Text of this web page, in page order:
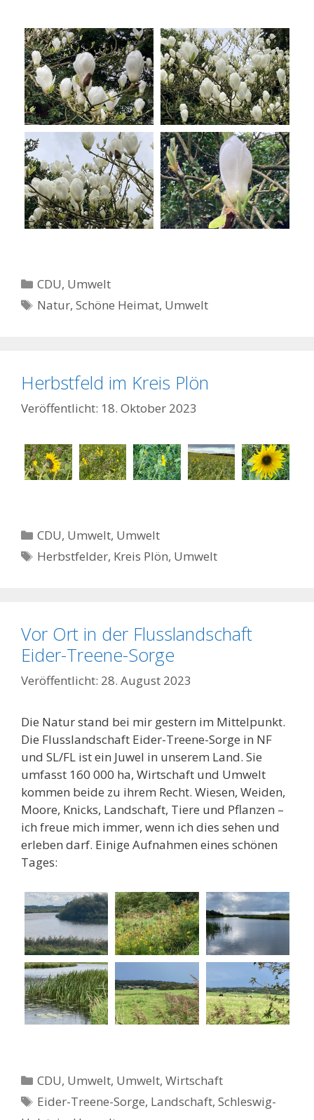
Kategorien
CDU, Umwelt
Schlagwörter
Natur,Schöne Heimat, Umwelt
Herbstfeld im Kreis Plön
18. Oktober 2023
Kategorien
CDU, Umwelt, Umwelt
Schlagwörter
Herbstfelder, Kreis Plön, Umwelt
Vor Ort in der Flusslandschaft
Eider-Treene-Sorge
28. August 2023
Die Natur stand bei mir gestern im Mittelpunkt.
Die Flusslandschaft Eider-Treene-Sorge in NF
und SL/FL ist ein Juwel in unserem Land. Sie
umfasst 160 000 ha, Wirtschaft und Umwelt
kommen beide zu ihrem Recht. Wiesen, Weiden,
Moore, Knicks, Landschaft, Tiere und Pflanzen –
ich freue mich immer, wenn ich dies sehen und
erleben darf. Einige Aufnahmen eines schönen
Tages:
Kategorien
CDU, Umwelt, Umwelt,Wirtschaft
Schlagwörter
Eider-Treene-Sorge, Landschaft,Schleswig-